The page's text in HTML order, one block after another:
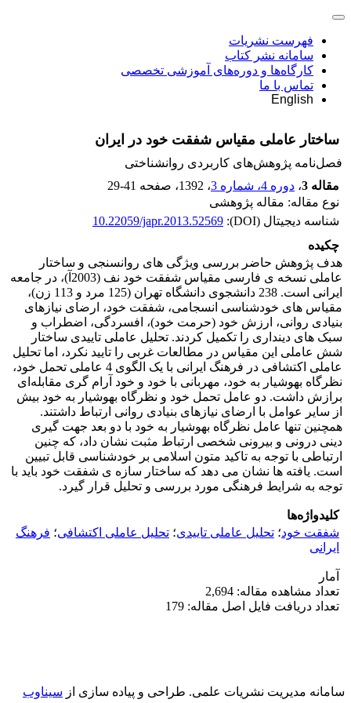
فهرست نشریات
سامانه نشر کتاب
کارگاه‌ها و دوره‌های آموزشی تخصصی
تماس با ما
English
ساختار عاملی مقیاس شفقت خود در ایران
فصل‌نامه پژوهش‌های کاربردی روانشناختی
مقاله 3
، دوره 4، شماره 3 ، 1392 ، صفحه 29-41
نوع مقاله: مقاله پژوهشی
شناسه دیجیتال (DOI):
10.22059/japr.2013.52569
چکیده
هدف پژوهش حاضر بررسی ویژگی ­های روانسنجی و ساختار
عاملی نسخه‌ ی فارسی مقیاس شفقت خود نف (2003آ)، در جامعه‌
ایرانی است. 238 دانشجوی دانشگاه تهران (125 مرد و 113 زن)،
مقیاس‌ های خودشناسی انسجامی، شفقت خود، ارضای نیازهای
بنیادی روانی، ارزش خود (حرمت خود)، افسردگی، اضطراب و
سبک‌ های دینداری را تکمیل کردند. تحلیل عاملی تاییدی ساختار
شش عاملی این مقیاس در مطالعات غربی را تایید نکرد، اما تحلیل
عاملی اکتشافی در فرهنگ ایرانی با یک الگوی 4 عاملی تحمل خود،
نظرگاه بهوشیار به خود، مهربانی با خود و خود آرام گری مقابله‌ای
برازش داشت. دو عامل تحمل خود و نظرگاه بهوشیار به خود بیش
از سایر عوامل با ارضای نیازهای بنیادی روانی ارتباط داشتند.
همچنین تنها عامل نظرگاه بهوشیار به خود با دو بعد جهت گیری
دینی درونی و بیرونی شخصی ارتباط مثبت نشان داد، که چنین
ارتباطی با توجه به تاکید متون اسلامی بر خودشناسی قابل تبیین
است. یافته­ ها نشان می‌ دهد که ساختار سازه‌ ی شفقت خود باید با
توجه به شرایط فرهنگی مورد بررسی و تحلیل قرار گیرد.
کلیدواژه‌ها
شفقت خود؛ تحلیل عاملی تاییدی؛ تحلیل عاملی اکتشافی؛ فرهنگ
ایرانی
آمار
تعداد مشاهده مقاله: 2,694
تعداد دریافت فایل اصل مقاله: 179
سامانه مدیریت نشریات علمی. طراحی و پیاده سازی از سیناوب